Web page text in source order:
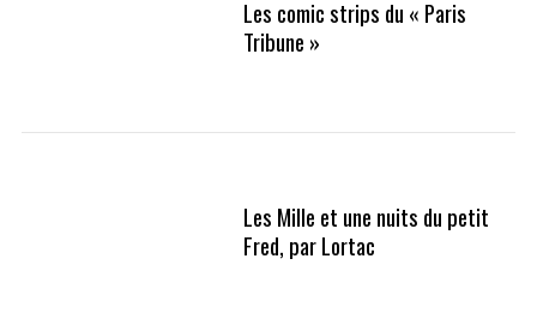
Les comic strips du « Paris
Tribune »
Les Mille et une nuits du petit
Fred, par Lortac